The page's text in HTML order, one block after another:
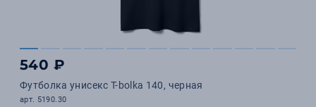
540 ₽
Футболка унисекс T-bolka 140, черная
арт. 5190.30